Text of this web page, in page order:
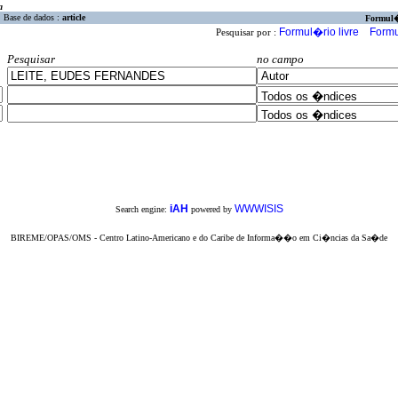
Base de dados : article
Pesquisar por : Formul�rio livre
Pesquisar
no campo
Search engine: iAH powered by WWWISIS
BIREME/OPAS/OMS - Centro Latino-Americano e do Caribe de Informa��o em Ci�ncias da Sa�de